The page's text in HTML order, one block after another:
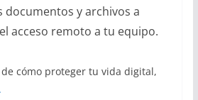
documentos y archivos a
acceso remoto a tu equipo.
de cómo proteger tu vida digital,